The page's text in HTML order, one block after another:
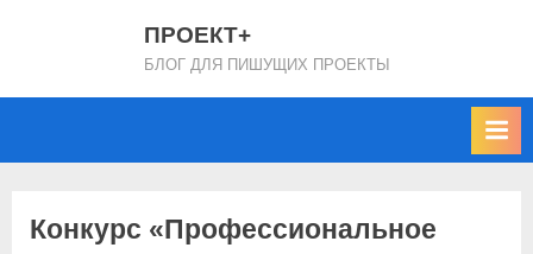
ПРОЕКТ+
БЛОГ ДЛЯ ПИШУЩИХ ПРОЕКТЫ
Конкурс «Профессиональное